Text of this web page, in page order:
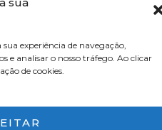
experiência de navegação,
e analisar o nosso tráfego. Ao clicar
de cookies.
| Powered by NOVA IMS